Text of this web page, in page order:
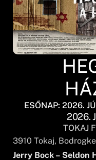
ESŐNAP: 2026.
2026.
TOKAJ
3910 Tokaj,
Jerry Bock – Seldon